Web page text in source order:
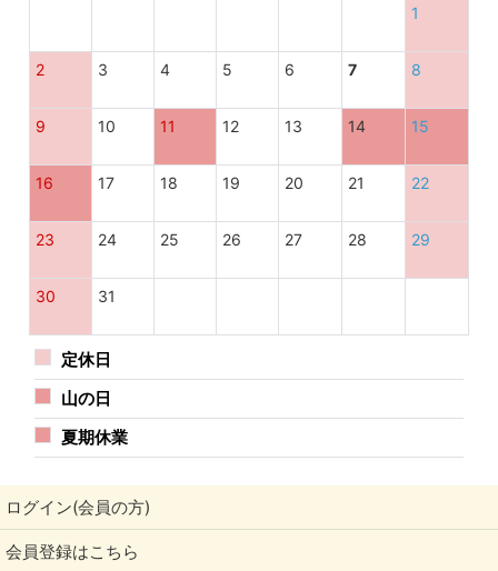
1
2 3 4 5 6 7 8
9 10 11 12 13 14 15
16 17 18 19 20 21 22
23 24 25 26 27 28 29
30 31
定休日
山の日
夏期休業
ログイン(会員の方)
会員登録はこちら